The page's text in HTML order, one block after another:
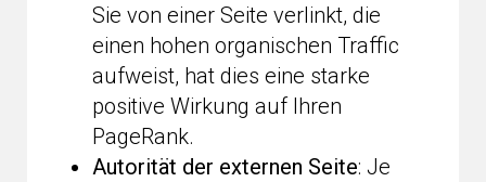
Sie von einer Seite verlinkt, die
einen hohen organischen Traffic
aufweist, hat dies eine starke
positive Wirkung auf Ihren
PageRank.
Autorität der externen Seite: Je